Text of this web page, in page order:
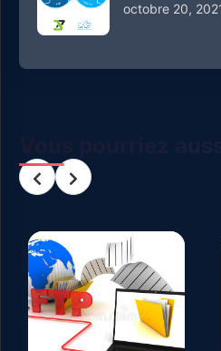
octobre 20,